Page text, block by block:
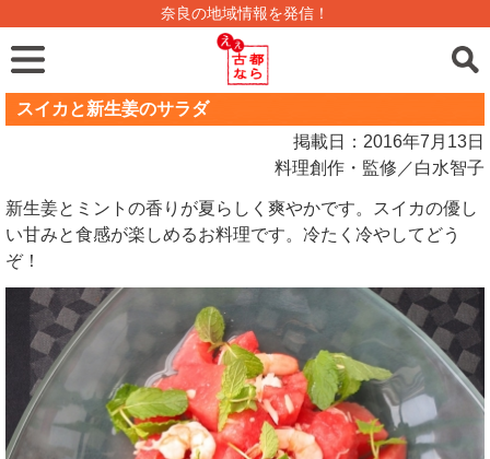
奈良の地域情報を発信！
スイカと新生姜のサラダ
掲載日：2016年7月13日
料理創作・監修／白水智子
新生姜とミントの香りが夏らしく爽やかです。スイカの優し
い甘みと食感が楽しめるお料理です。冷たく冷やしてどう
ぞ！